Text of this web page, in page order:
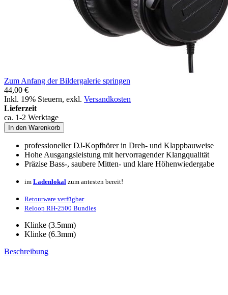
Zum Anfang der Bildergalerie springen
44,00 €
Inkl. 19% Steuern, exkl. Versandkosten
Lieferzeit
ca. 1-2 Werktage
In den Warenkorb
professioneller DJ-Kopfhörer in Dreh- und Klappbauweise
Hohe Ausgangsleistung mit hervorragender Klangqualität
Präzise Bass-, saubere Mitten- und klare Höhenwiedergabe
im Ladenlokal zum antesten bereit!
Retourware verfügbar
Reloop RH-2500 Bundles
Klinke (3.5mm)
Klinke (6.3mm)
Beschreibung